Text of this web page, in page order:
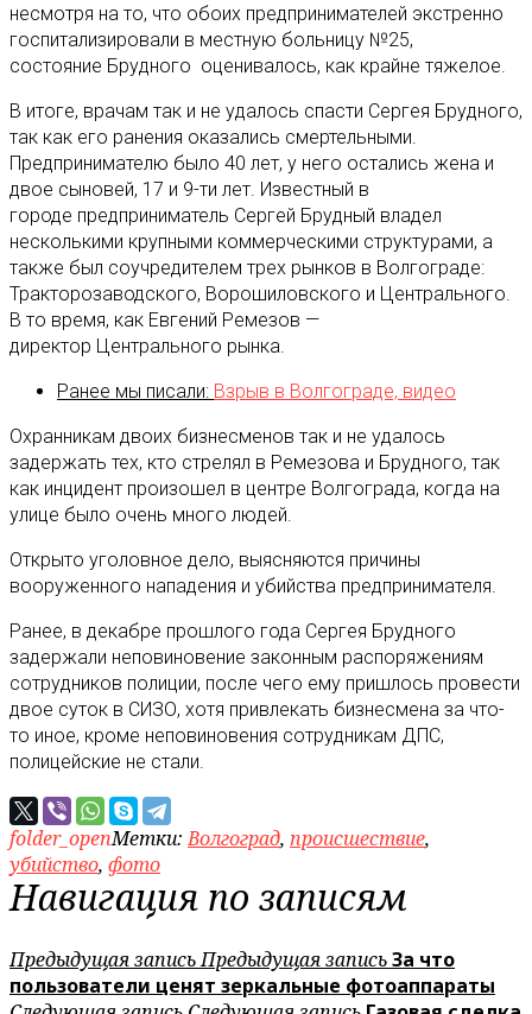
несмотря на то, что обоих предпринимателей экстренно
госпитализировали в местную больницу №25,
состояние Брудного оценивалось, как крайне тяжелое.
В итоге, врачам так и не удалось спасти Сергея Брудного,
так как его ранения оказались смертельными.
Предпринимателю было 40 лет, у него остались жена и
двое сыновей, 17 и 9-ти лет. Известный в
городе предприниматель Сергей Брудный владел
несколькими крупными коммерческими структурами, а
также был соучредителем трех рынков в Волгограде:
Тракторозаводского, Ворошиловского и Центрального.
В то время, как Евгений Ремезов —
директор Центрального рынка.
Ранее мы писали: Взрыв в Волгограде, видео
Охранникам двоих бизнесменов так и не удалось
задержать тех, кто стрелял в Ремезова и Брудного, так
как инцидент произошел в центре Волгограда, когда на
улице было очень много людей.
Открыто уголовное дело, выясняются причины
вооруженного нападения и убийства предпринимателя.
Ранее, в декабре прошлого года Сергея Брудного
задержали неповиновение законным распоряжениям
сотрудников полиции, после чего ему пришлось провести
двое суток в СИЗО, хотя привлекать бизнесмена за что-
то иное, кроме неповиновения сотрудникам ДПС,
полицейские не стали.
folder_openМетки:Волгоград, происшествие,
убийство, фото
Навигация по записям
Предыдущая записьПредыдущая записьЗа что
пользователи ценят зеркальные фотоаппараты